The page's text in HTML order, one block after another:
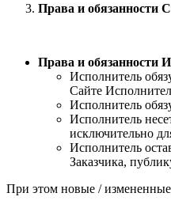
Права и обязанности
Права и обязанности
Исполнитель
Сайте
Исполнитель
Исполнитель
исключительно
Исполнитель
Заказчика,
При этом новые /